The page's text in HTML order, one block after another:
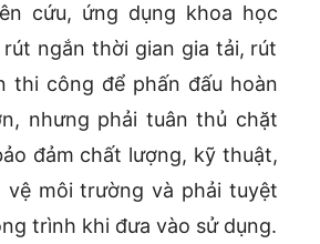
cứu, ứng dụng khoa học
ngắn thời gian gia tải, rút
thi công để phấn đấu hoàn
nhưng phải tuân thủ chặt
đảm chất lượng, kỹ thuật,
vệ môi trường và phải tuyệt
trình khi đưa vào sử dụng.